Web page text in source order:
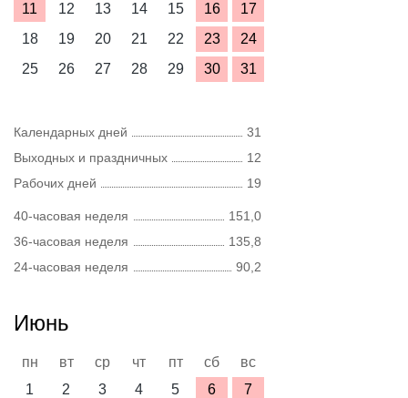
11
12 13 14 15 16
17
18
19 20 21 22 23
24
25
26 27 28 29 30 31
Календарных дней
31
Выходных и праздничных
12
Рабочих дней
19
40-часовая неделя
151,0
36-часовая неделя
135,8
24-часовая неделя
90,2
Июнь
пн вт ср чт пт сб
вс
1
2 3 4 5 6
7